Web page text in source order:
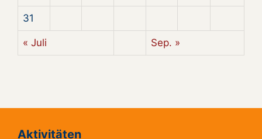
31
« Juli Sep. »
Aktivitäten